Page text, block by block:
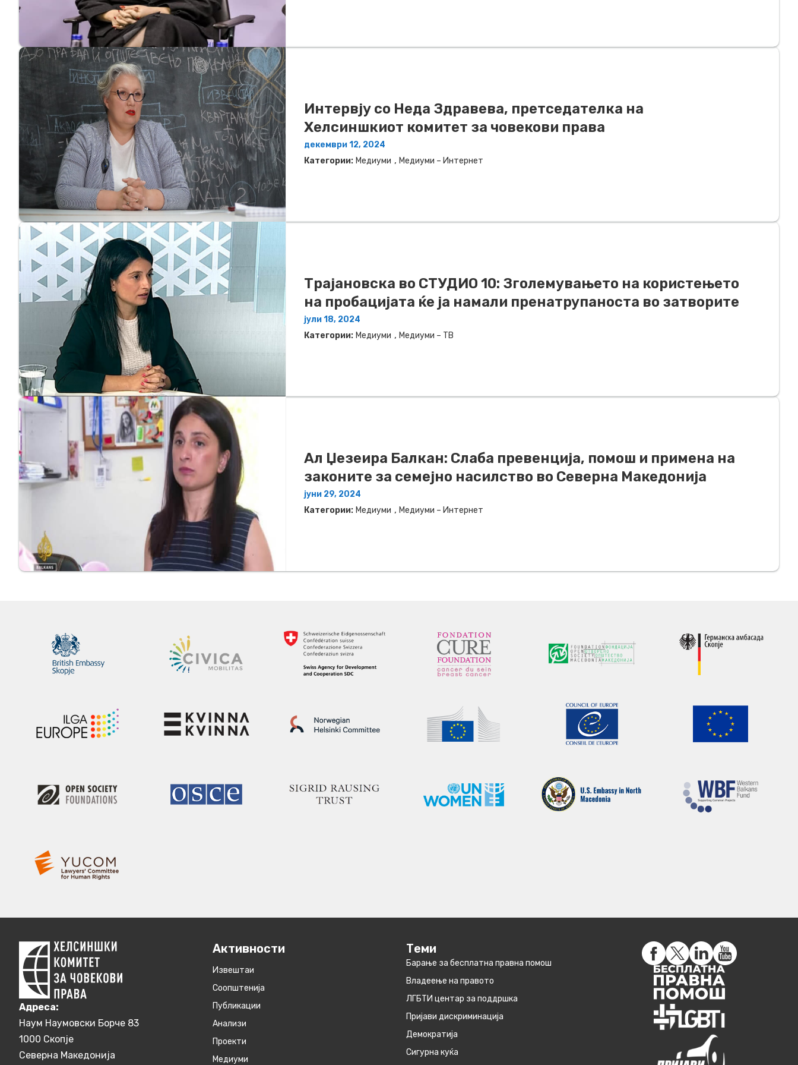
Интервју со Неда Здравева, претседателка на
Хелсиншкиот комитет за човекови права
декември 12, 2024
Категории: Медиуми , Медиуми – Интернет
Трајановска во СТУДИО 10: Зголемувањето на користењето
на пробацијата ќе ја намали пренатрупаноста во затворите
јули 18, 2024
Категории: Медиуми , Медиуми – ТВ
Ал Џезеира Балкан: Слаба превенција, помош и примена на
законите за семејно насилство во Северна Македонија
јуни 29, 2024
Категории: Медиуми , Медиуми – Интернет
Aдреса:
Наум Наумовски Борче 83
1000 Скопје
Северна Македонија
Активности
Извештаи
Соопштенија
Публикации
Анализи
Проекти
Медиуми
Теми
Барање за бесплатна правна помош
Владеење на правото
ЛГБТИ центар за поддршка
Пријави дискриминација
Демократија
Сигурна куќа